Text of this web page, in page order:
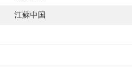
江蘇中国